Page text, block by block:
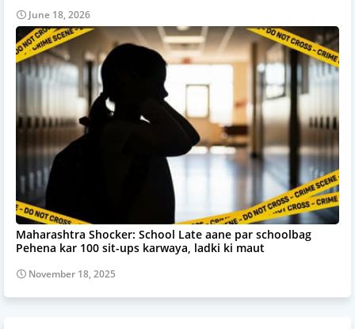
June 18, 2026
Maharashtra Shocker: School Late aane par schoolbag
Pehena kar 100 sit-ups karwaya, ladki ki maut
November 18, 2025